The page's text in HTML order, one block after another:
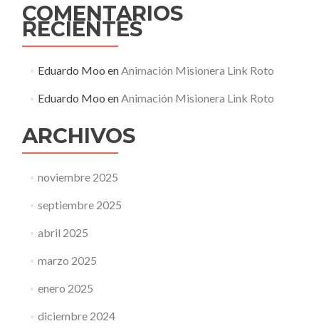
COMENTARIOS
RECIENTES
Eduardo Moo enAnimación Misionera Link Roto
Eduardo Moo enAnimación Misionera Link Roto
ARCHIVOS
noviembre 2025
septiembre 2025
abril 2025
marzo 2025
enero 2025
diciembre 2024